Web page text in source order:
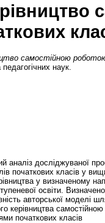
самостійною
наук.
аналіз досліджуваної
початкових класів у
у визначеному
освіти.
авторської моделі
керівництва
початкових класів